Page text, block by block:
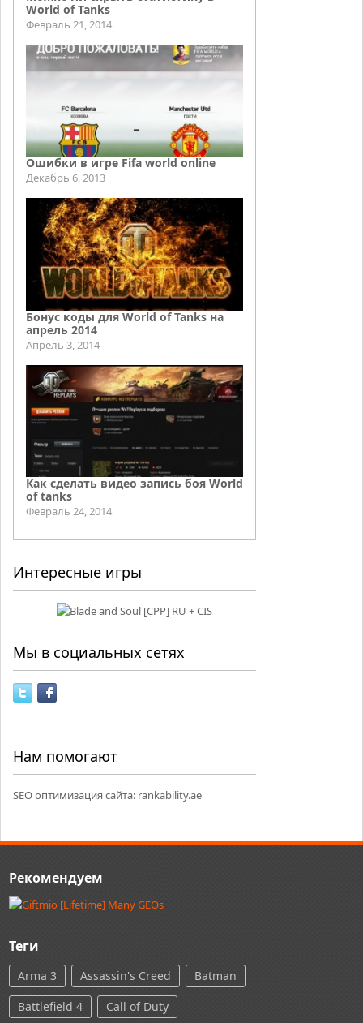
World of Tanks
Февраль 21, 2014
Ошибки в игре Fifa world online
Декабрь 6, 2013
Бонус коды для World of Tanks на
апрель 2014
Апрель 3, 2014
Как сделать видео запись боя World
of tanks
Февраль 24, 2014
Интересные игры
Мы в социальных сетях
Нам помогают
SEO оптимизация сайта: rankability.ae
Рекомендуем
Теги
Arma 3 Assassin's Creed
Batman
Battlefield 4
Call of Duty